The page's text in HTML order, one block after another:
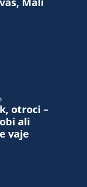
otroci –
ali
vaje